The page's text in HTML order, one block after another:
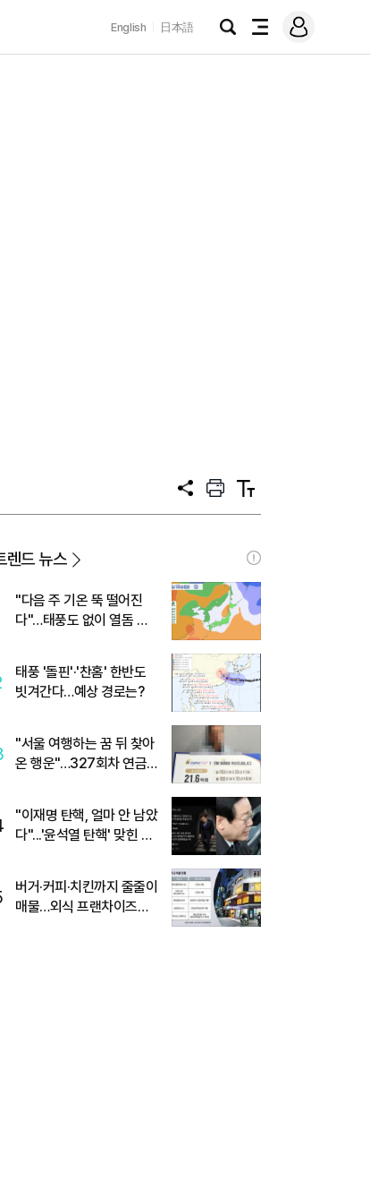
English 日本語
검
전
메
그
공
프
트
텍
트
렌드 뉴스
"다음 주 기온 뚝 떨어진
다"…태풍도 없이 열돔 박
태풍 '돌핀'·'찬홈' 한반도
빗겨간다…예상 경로는?
"서울 여행하는 꿈 뒤 찾아
온 행운"…327회차 연금
"이재명 탄핵, 얼마 안 남았
다"...'윤석열 탄핵' 맞힌 무
버거·커피·치킨까지 줄줄이
매물…외식 프랜차이즈